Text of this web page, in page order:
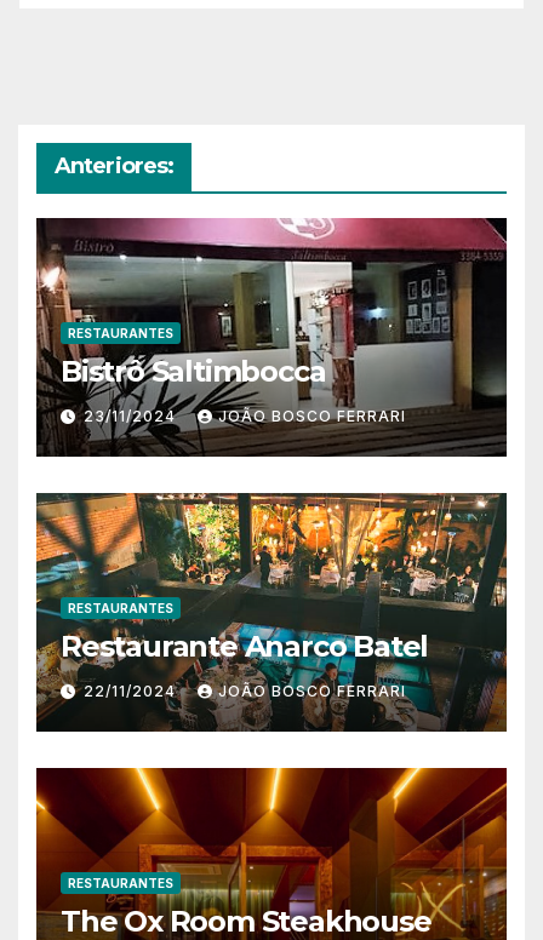
Anteriores:
RESTAURANTES
Bistrô Saltimbocca
23/11/2024 JOÃO BOSCO FERRARI
RESTAURANTES
Restaurante Anarco Batel
22/11/2024 JOÃO BOSCO FERRARI
RESTAURANTES
The Ox Room Steakhouse